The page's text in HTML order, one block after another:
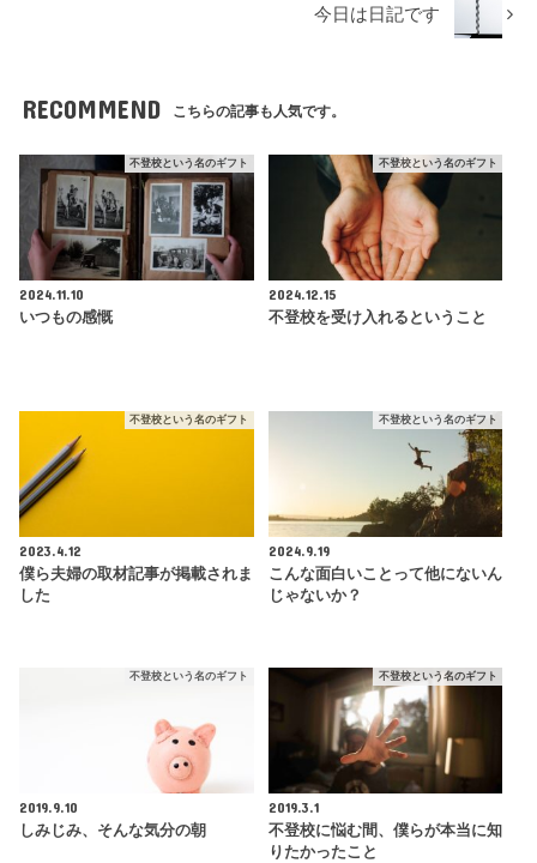
今日は日記です
RECOMMEND こちらの記事も人気です。
不登校という名のギフト
2024.11.10
いつもの感慨
不登校という名のギフト
2024.12.15
不登校を受け入れるということ
不登校という名のギフト
2023.4.12
僕ら夫婦の取材記事が掲載されま
した
不登校という名のギフト
2024.9.19
こんな面白いことって他にないん
じゃないか？
不登校という名のギフト
2019.9.10
しみじみ、そんな気分の朝
不登校という名のギフト
2019.3.1
不登校に悩む間、僕らが本当に知
りたかったこと